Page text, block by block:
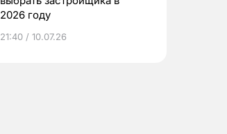
2026 году
21:40 / 10.07.26